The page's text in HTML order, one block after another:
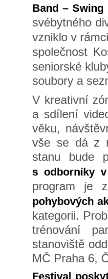
Band – Swing
svébytného
vzniklo v
společnost
seniorské
soubory a
V kreativní
a sdílení
věku,
vše se dá z
stanu bude
s odborníky
program je
pohybových
kategorii.
trénování
stanoviště
MČ Praha 6,
Festival